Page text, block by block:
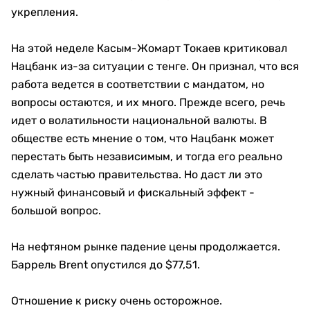
укрепления.
На этой неделе Касым-Жомарт Токаев критиковал
Нацбанк из-за ситуации с тенге. Он признал, что вся
работа ведется в соответствии с мандатом, но
вопросы остаются, и их много. Прежде всего, речь
идет о волатильности национальной валюты. В
обществе есть мнение о том, что Нацбанк может
перестать быть независимым, и тогда его реально
сделать частью правительства. Но даст ли это
нужный финансовый и фискальный эффект -
большой вопрос.
На нефтяном рынке падение цены продолжается.
Баррель Brent опустился до $77,51.
Отношение к риску очень осторожное.